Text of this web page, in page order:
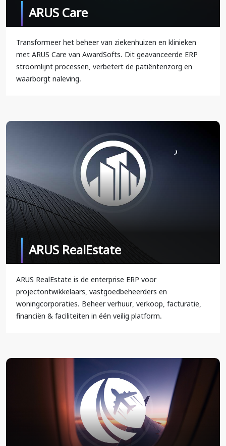
ARUS Care
Transformeer het beheer van ziekenhuizen en klinieken
met ARUS Care van AwardSofts. Dit geavanceerde ERP
stroomlijnt processen, verbetert de patiëntenzorg en
waarborgt naleving.
ARUS RealEstate
ARUS RealEstate is de enterprise ERP voor
projectontwikkelaars, vastgoedbeheerders en
woningcorporaties. Beheer verhuur, verkoop, facturatie,
financiën & faciliteiten in één veilig platform.